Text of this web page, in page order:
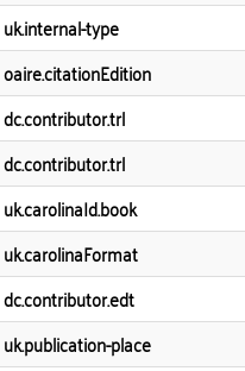
uk.internal-type
oaire.citationEdition
dc.contributor.trl
dc.contributor.trl
uk.carolinaId.book
uk.carolinaFormat
dc.contributor.edt
uk.publication-place